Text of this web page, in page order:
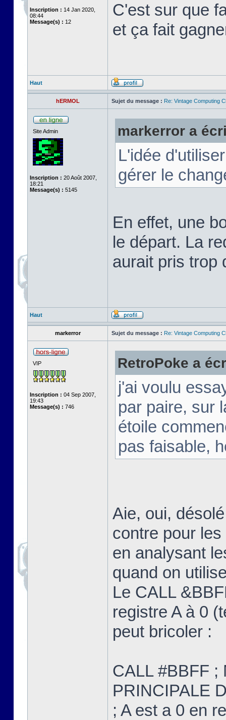
Inscription : 14 Jan 2020,
08:44
Message(s) : 12
C'est sur que
et ça fait
Haut
hERMOL Sujet du message : Re: Vintage Computing
Site Admin
Inscription : 20 Août 2007,
18:21
Message(s) : 5145
markerror a
L'idée
gérer le
En effet, une
le départ. La
aurait pris trop
Haut
markerror Sujet du message : Re: Vintage Computing
VIP
Inscription : 04 Sep 2007,
19:43
Message(s) : 746
RetroPoke a
j'ai voulu
par paire, sur
étoile
pas faisable,
Aie, oui,
contre pour
en analysant
quand on
Le CALL
registre A à 0
peut bricoler :
CALL #BBFF ;
PRINCIPALE
; A est a 0 en